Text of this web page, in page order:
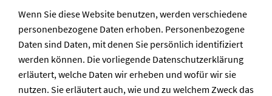
Wenn Sie diese Website benutzen, werden verschiedene
personenbezogene Daten erhoben. Personenbezogene
Daten sind Daten, mit denen Sie persönlich identifiziert
werden können. Die vorliegende Datenschutzerklärung
erläutert, welche Daten wir erheben und wofür wir sie
nutzen. Sie erläutert auch, wie und zu welchem Zweck das